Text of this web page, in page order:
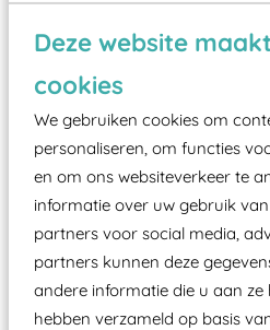
Deze website
cookies
We gebruiken cookies om
personaliseren, om functies
en om ons websiteverkeer te
informatie over uw gebruik
partners voor social media,
partners kunnen deze
andere informatie die u aan
hebben verzameld op basis
Wist je dat:
Vanaf een valhoogte van
valondergrond onder
zoals kunstgras, rubber
Elk speeltoestel in de
moet zijn van een
certificering, uitgegeven
aangewezen
Wij ook speeltoestellen
ze toch binnen het